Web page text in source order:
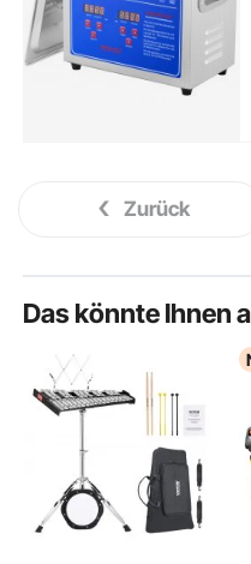
Zurück
Das könnte Ihnen